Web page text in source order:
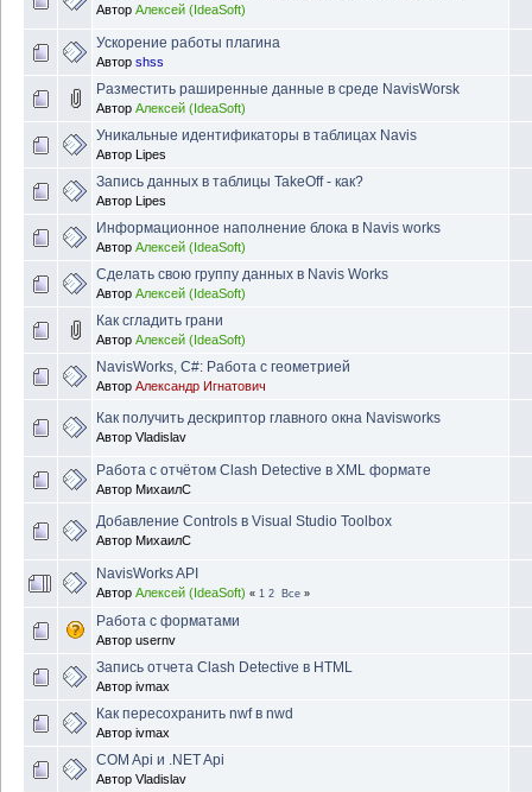
Автор Алексей (IdeaSoft)
Ускорение работы плагина
Автор shss
Разместить раширенные данные в среде NavisWorsk
Автор Алексей (IdeaSoft)
Уникальные идентификаторы в таблицах Navis
Автор Lipes
Запись данных в таблицы TakeOff - как?
Автор Lipes
Информационное наполнение блока в Navis works
Автор Алексей (IdeaSoft)
Сделать свою группу данных в Navis Works
Автор Алексей (IdeaSoft)
Как сгладить грани
Автор Алексей (IdeaSoft)
NavisWorks, C#: Работа с геометрией
Автор Александр Игнатович
Как получить дескриптор главного окна Navisworks
Автор Vladislav
Работа с отчётом Clash Detective в XML формате
Автор МихаилC
Добавление Controls в Visual Studio Toolbox
Автор МихаилC
NavisWorks API
Автор Алексей (IdeaSoft) « 1 2 Все »
Работа с форматами
Автор usernv
Запись отчета Clash Detective в HTML
Автор ivmax
Как пересохранить nwf в nwd
Автор ivmax
COM Api и .NET Api
Автор Vladislav